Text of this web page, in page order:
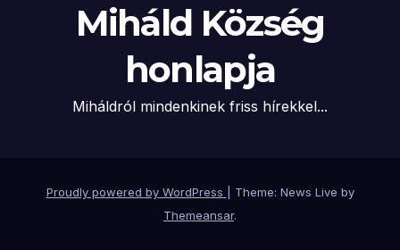
Miháld Község
honlapja
Miháldról mindenkinek friss hírekkel...
Proudly powered by WordPress
Theme: News Live by
Themeansar.